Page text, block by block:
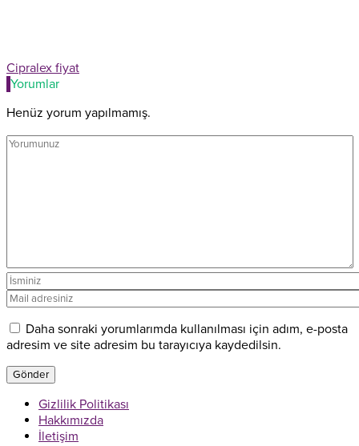
Cipralex fiyat
Yorumlar
Henüz yorum yapılmamış.
Daha sonraki yorumlarımda kullanılması için adım, e-posta
adresim ve site adresim bu tarayıcıya kaydedilsin.
Gizlilik Politikası
Hakkımızda
İletişim